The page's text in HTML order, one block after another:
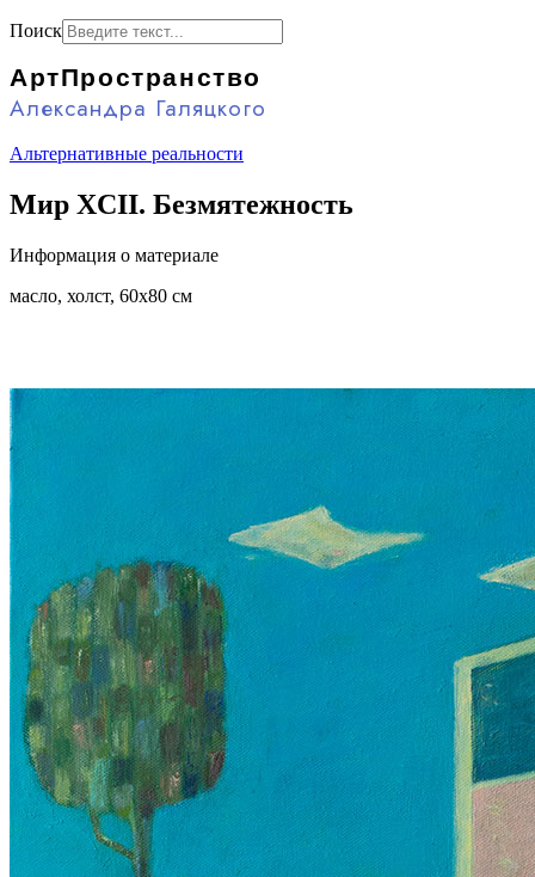
Поиск
АртПространство
Александра Галяцкого
Альтернативные реальности
Мир XCII. Безмятежность
Информация о материале
масло, холст, 60x80 см